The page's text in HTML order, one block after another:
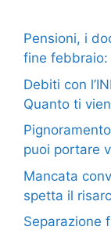
Pensioni, i
fine febbraio:
Debiti con
Quanto ti
puoi portare
Mancata
spetta il
Separazione